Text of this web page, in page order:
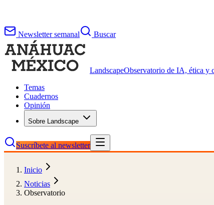
Newsletter semanal Buscar
LandscapeObservatorio de IA, ética y
Temas
Cuadernos
Opinión
Sobre Landscape
Suscríbete al newsletter
Inicio
Noticias
Observatorio